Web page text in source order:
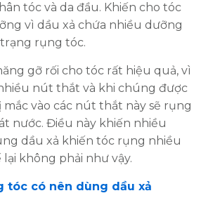
tóc và da đầu. Khiến cho tóc
vì dầu xả chứa nhiều dưỡng
rụng tóc.
gỡ rối cho tóc rất hiệu quả, vì
nút thắt và khi chúng được
mắc vào các nút thắt này sẽ rụng
nước. Điều này khiến nhiều
dầu xả khiến tóc rụng nhiều
không phải như vậy.
tóc có nên dùng dầu xả
TƯ VẤN MIỄN PHÍ